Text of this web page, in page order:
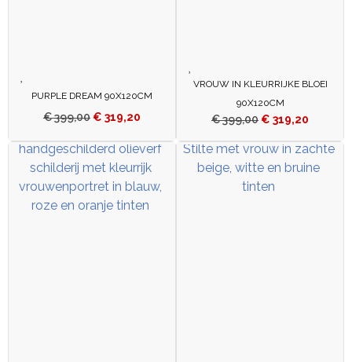
PURPLE DREAM 90X120CM
€399,00 € 319,20
VROUW IN KLEURRIJKE BLOEI
90X120CM
€399,00 € 319,20